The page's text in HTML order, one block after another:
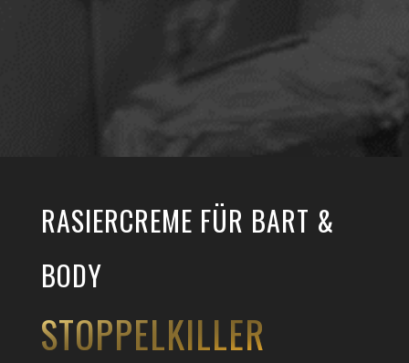
RASIERCREME FÜR BART &
BODY
STOPPELKILLER